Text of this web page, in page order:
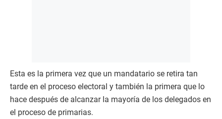
Esta es la primera vez que un mandatario se retira tan
tarde en el proceso electoral y también la primera que lo
hace después de alcanzar la mayoría de los delegados en
el proceso de primarias.